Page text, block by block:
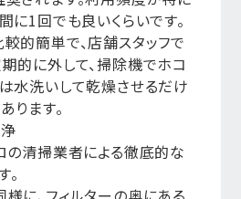
に1回でも良いくらいです。
的簡単で、店舗スタッフで
的に外して、掃除機でホコ
水洗いして乾燥させるだけ
ります。
の清掃業者による徹底的な